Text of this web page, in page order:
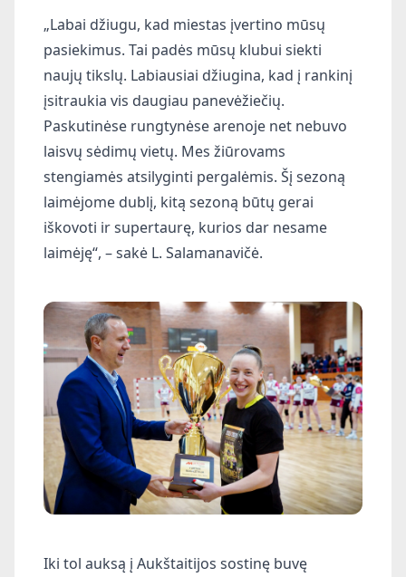
„Labai džiugu, kad miestas įvertino mūsų
pasiekimus. Tai padės mūsų klubui siekti
naujų tikslų. Labiausiai džiugina, kad į rankinį
įsitraukia vis daugiau panevėžiečių.
Paskutinėse rungtynėse arenoje net nebuvo
laisvų sėdimų vietų. Mes žiūrovams
stengiamės atsilyginti pergalėmis. Šį sezoną
laimėjome dublį, kitą sezoną būtų gerai
iškovoti ir supertaurę, kurios dar nesame
laimėję“, – sakė L. Salamanavičė.
Iki tol auksą į Aukštaitijos sostinę buvę